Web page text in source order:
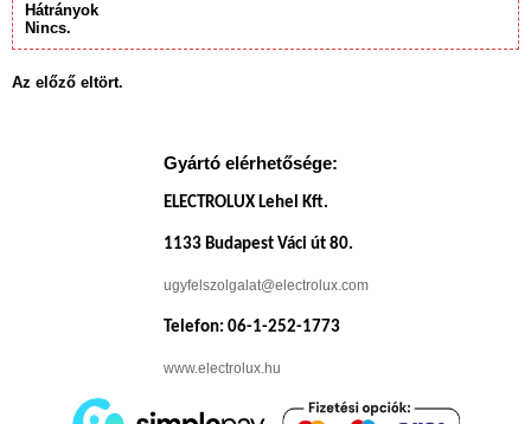
Hátrányok
Nincs.
Az előző eltört.
Gyártó elérhetősége:
ELECTROLUX Lehel Kft.
1133 Budapest Váci út 80.
ugyfelszolgalat@electrolux.com
Telefon: 06-1-252-1773
www.electrolux.hu